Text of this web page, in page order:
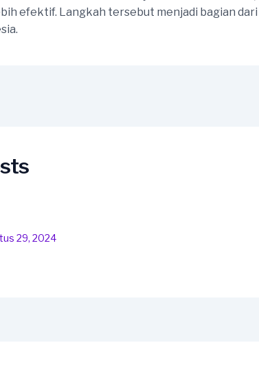
efektif. Langkah tersebut menjadi bagian
29, 2024